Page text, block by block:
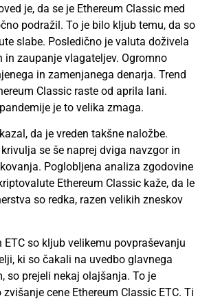
je, da se je Ethereum Classic med
podražil. To je bilo kljub temu, da so
slabe. Posledično je valuta doživela
in zaupanje vlagateljev. Ogromno
in zamenjanega denarja. Trend
Classic raste od aprila lani.
je to velika zmaga.
da je vreden takšne naložbe.
se še naprej dviga navzgor in
Poglobljena analiza zgodovine
Ethereum Classic kaže, da le
so redka, razen velikih zneskov
ETC so kljub velikemu povpraševanju
ki so čakali na uvedbo glavnega
so prejeli nekaj olajšanja. To je
cene Ethereum Classic ETC. Ti